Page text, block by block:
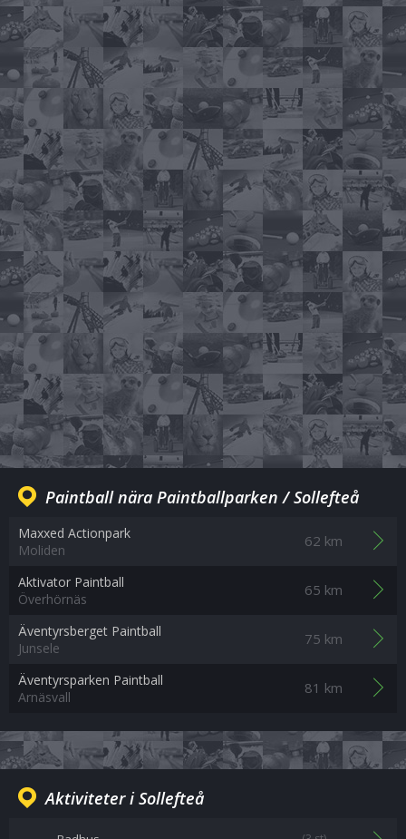
Paintball nära Paintballparken / Sollefteå
Maxxed Actionpark
Moliden
62 km
Aktivator Paintball
Överhörnäs
65 km
Äventyrsberget Paintball
Junsele
75 km
Äventyrsparken Paintball
Arnäsvall
81 km
Aktiviteter i Sollefteå